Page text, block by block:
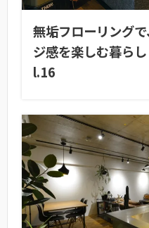
無垢フローリング
ジ感を楽しむ暮ら
l.16